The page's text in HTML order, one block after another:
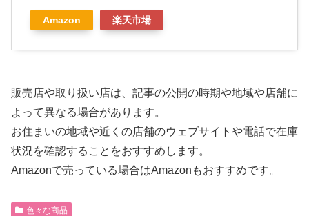
Amazon 楽天市場
販売店や取り扱い店は、記事の公開の時期や地域や店舗に
よって異なる場合があります。
お住まいの地域や近くの店舗のウェブサイトや電話で在庫
状況を確認することをおすすめします。
Amazonで売っている場合はAmazonもおすすめです。
色々な商品